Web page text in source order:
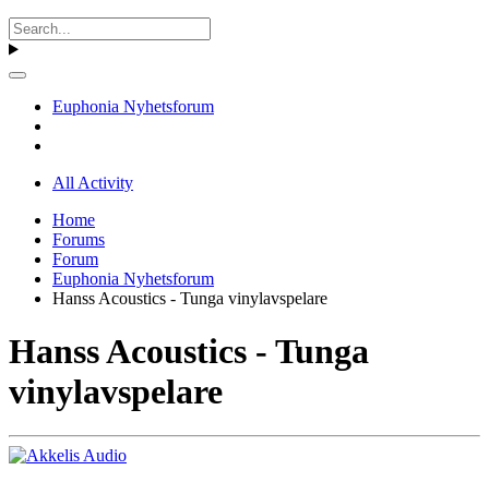
Euphonia Nyhetsforum
All Activity
Home
Forums
Forum
Euphonia Nyhetsforum
Hanss Acoustics - Tunga vinylavspelare
Hanss Acoustics - Tunga
vinylavspelare